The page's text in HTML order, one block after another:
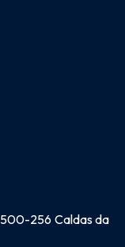
256 Caldas da